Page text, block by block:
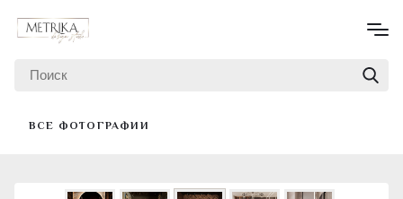
ВСЕ ФОТОГРАФИИ